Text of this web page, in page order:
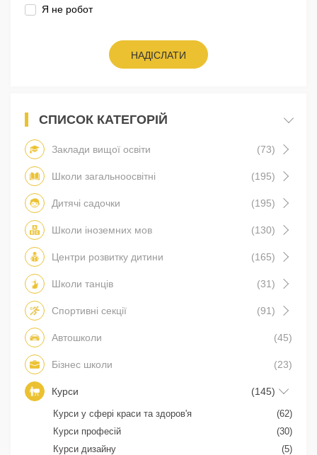
Я не робот
НАДІСЛАТИ
СПИСОК КАТЕГОРІЙ
Заклади вищої освіти (73)
Школи загальноосвітні (195)
Дитячі садочки (195)
Школи іноземних мов (130)
Центри розвитку дитини (165)
Школи танців (31)
Спортивні секції (91)
Автошколи (45)
Бізнес школи (23)
Курси (145)
Курси у сфері краси та здоров'я
(62)
Курси професій
(30)
Курси дизайну
(5)